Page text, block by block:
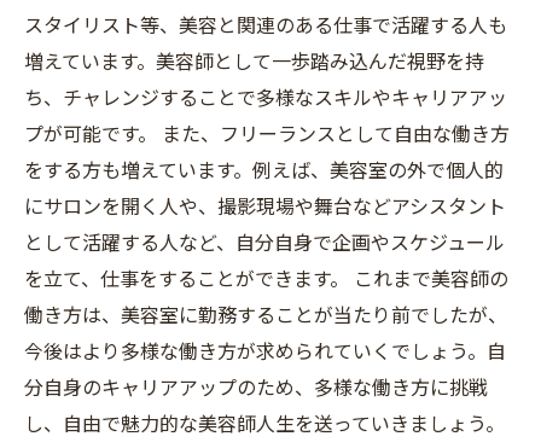
スタイリスト等、美容と関連のある仕事で活躍する人も
増えています。美容師として一歩踏み込んだ視野を持
ち、チャレンジすることで多様なスキルやキャリアアッ
プが可能です。 また、フリーランスとして自由な働き方
をする方も増えています。例えば、美容室の外で個人的
にサロンを開く人や、撮影現場や舞台などアシスタント
として活躍する人など、自分自身で企画やスケジュール
を立て、仕事をすることができます。 これまで美容師の
働き方は、美容室に勤務することが当たり前でしたが、
今後はより多様な働き方が求められていくでしょう。自
分自身のキャリアアップのため、多様な働き方に挑戦
し、自由で魅力的な美容師人生を送っていきましょう。